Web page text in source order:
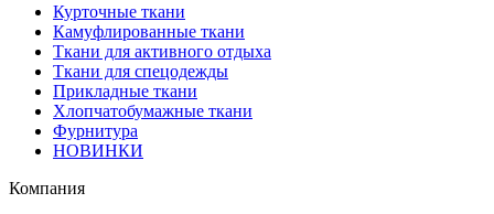
Курточные ткани
Камуфлированные ткани
Ткани для активного отдыха
Ткани для спецодежды
Прикладные ткани
Хлопчатобумажные ткани
Фурнитура
НОВИНКИ
Компания